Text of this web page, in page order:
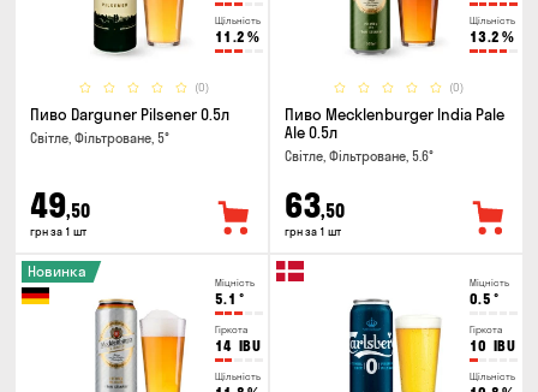
Щільність
11.2 %
(0)
Пиво Darguner Pilsener 0.5л
Світле, Фільтроване, 5°
49,50
грн за 1 шт
Щільність
13.2 %
(0)
Пиво Mecklenburger India Pale
Ale 0.5л
Світле, Фільтроване, 5.6°
63,50
грн за 1 шт
Міцність
5.1 °
Гіркота
14 IBU
Щільність
Новинка
Міцність
0.5 °
Гіркота
10 IBU
Щільність